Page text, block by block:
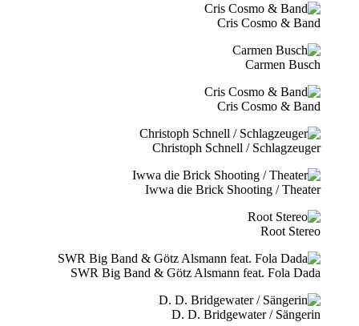
Cris Cosmo & Band
Carmen Busch
Cris Cosmo & Band
Christoph Schnell / Schlagzeuger
Iwwa die Brick Shooting / Theater
Root Stereo
SWR Big Band & Götz Alsmann feat. Fola Dada
D. D. Bridgewater / Sängerin